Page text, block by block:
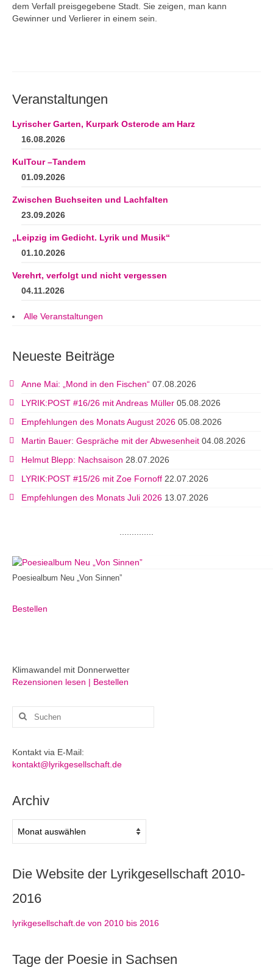
dem Verfall preisgegebene Stadt. Sie zeigen, man kann
Gewinner und Verlierer in einem sein.
Veranstaltungen
Lyrischer Garten, Kurpark Osterode am Harz
16.08.2026
KulTour –Tandem
01.09.2026
Zwischen Buchseiten und Lachfalten
23.09.2026
„Leipzig im Gedicht. Lyrik und Musik“
01.10.2026
Verehrt, verfolgt und nicht vergessen
04.11.2026
Alle Veranstaltungen
Neueste Beiträge
Anne Mai: „Mond in den Fischen“ 07.08.2026
LYRIK:POST #16/26 mit Andreas Müller 05.08.2026
Empfehlungen des Monats August 2026 05.08.2026
Martin Bauer: Gespräche mit der Abwesenheit 04.08.2026
Helmut Blepp: Nachsaison 28.07.2026
LYRIK:POST #15/26 mit Zoe Fornoff 22.07.2026
Empfehlungen des Monats Juli 2026 13.07.2026
Poesiealbum Neu „Von Sinnen”
Bestellen
Klimawandel mit Donnerwetter
Rezensionen lesen | Bestellen
Suchen
Kontakt via E-Mail:
kontakt@lyrikgesellschaft.de
Archiv
Die Website der Lyrikgesellschaft 2010-
2016
lyrikgesellschaft.de von 2010 bis 2016
Tage der Poesie in Sachsen